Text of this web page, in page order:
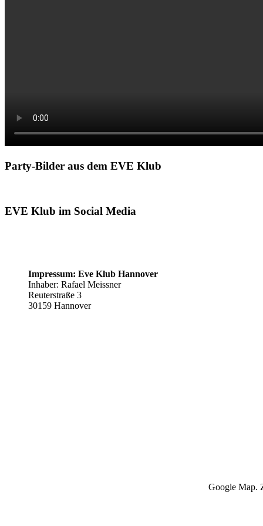
Party-Bilder aus dem EVE Klub
EVE Klub im Social Media
Impressum: Eve Klub Hannover
Inhaber: Rafael Meissner
Reuterstraße 3
30159 Hannover
Google Map.